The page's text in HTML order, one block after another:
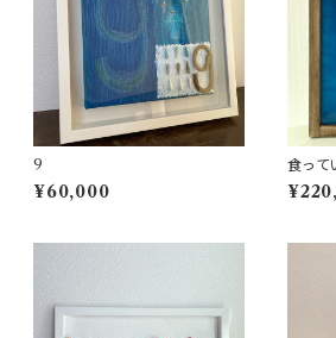
9
¥60,000
食って